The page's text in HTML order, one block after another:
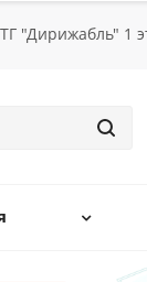
"Дирижабль" 1